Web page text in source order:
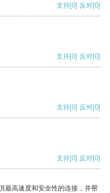
支持[0] 反对[0]
支持[0] 反对[0]
支持[0] 反对[0]
支持[0] 反对[0]
最高速度和安全性的连接，并帮